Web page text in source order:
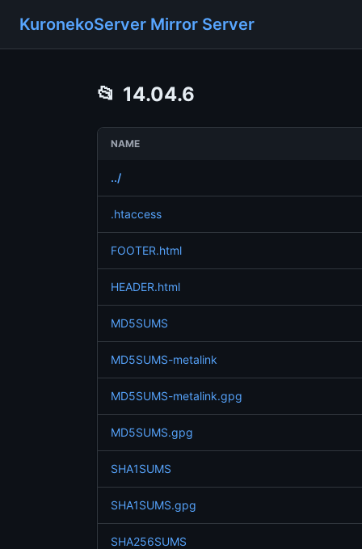
KuronekoServer Mirror Server
📂 14.04.6
NAME
../
.htaccess
FOOTER.html
HEADER.html
MD5SUMS
MD5SUMS-metalink
MD5SUMS-metalink.gpg
MD5SUMS.gpg
SHA1SUMS
SHA1SUMS.gpg
SHA256SUMS